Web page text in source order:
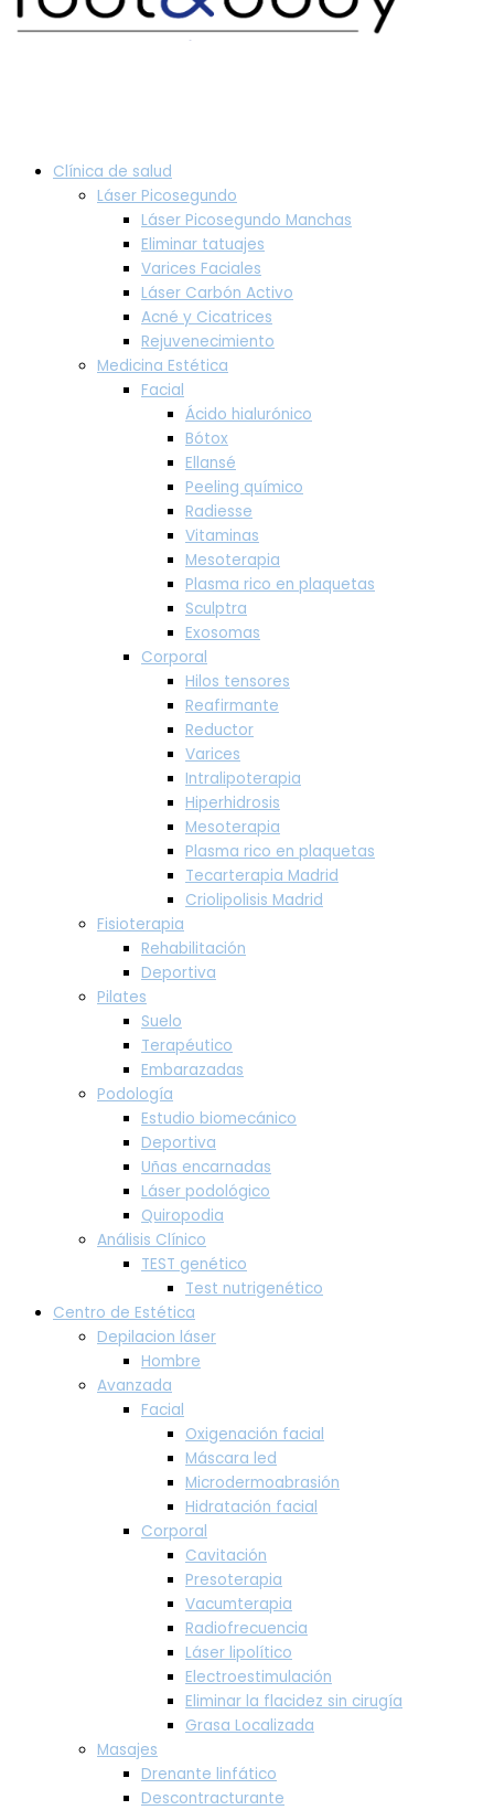
Clínica de salud
Láser Picosegundo
Láser Picosegundo Manchas
Eliminar tatuajes
Varices Faciales
Láser Carbón Activo
Acné y Cicatrices
Rejuvenecimiento
Medicina Estética
Facial
Ácido hialurónico
Bótox
Ellansé
Peeling químico
Radiesse
Vitaminas
Mesoterapia
Plasma rico en plaquetas
Sculptra
Exosomas
Corporal
Hilos tensores
Reafirmante
Reductor
Varices
Intralipoterapia
Hiperhidrosis
Mesoterapia
Plasma rico en plaquetas
Tecarterapia Madrid
Criolipolisis Madrid
Fisioterapia
Rehabilitación
Deportiva
Pilates
Suelo
Terapéutico
Embarazadas
Podología
Estudio biomecánico
Deportiva
Uñas encarnadas
Láser podológico
Quiropodia
Análisis Clínico
TEST genético
Test nutrigenético
Centro de Estética
Depilacion láser
Hombre
Avanzada
Facial
Oxigenación facial
Máscara led
Microdermoabrasión
Hidratación facial
Corporal
Cavitación
Presoterapia
Vacumterapia
Radiofrecuencia
Láser lipolítico
Electroestimulación
Eliminar la flacidez sin cirugía
Grasa Localizada
Masajes
Drenante linfático
Descontracturante